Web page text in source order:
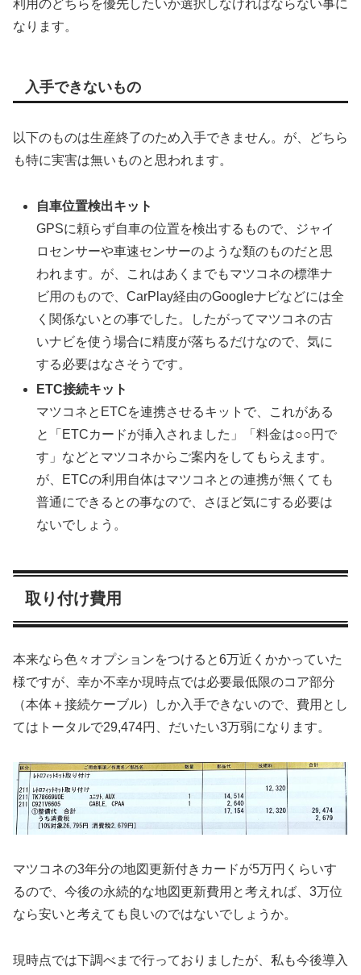
利用のどちらを優先したいか選択しなければならない事に
なります。
入手できないもの
以下のものは生産終了のため入手できません。が、どちら
も特に実害は無いものと思われます。
自車位置検出キット
GPSに頼らず自車の位置を検出するもので、ジャイ
ロセンサーや車速センサーのような類のものだと思
われます。が、これはあくまでもマツコネの標準ナ
ビ用のもので、CarPlay経由のGoogleナビなどには全
く関係ないとの事でした。したがってマツコネの古
いナビを使う場合に精度が落ちるだけなので、気に
する必要はなさそうです。
ETC接続キット
マツコネとETCを連携させるキットで、これがある
と「ETCカードが挿入されました」「料金は○○円で
す」などとマツコネからご案内をしてもらえます。
が、ETCの利用自体はマツコネとの連携が無くても
普通にできるとの事なので、さほど気にする必要は
ないでしょう。
取り付け費用
本来なら色々オプションをつけると6万近くかかっていた
様ですが、幸か不幸か現時点では必要最低限のコア部分
（本体＋接続ケーブル）しか入手できないので、費用とし
てはトータルで29,474円、だいたい3万弱になります。
マツコネの3年分の地図更新付きカードが5万円くらいす
るので、今後の永続的な地図更新費用と考えれば、3万位
なら安いと考えても良いのではないでしょうか。
現時点では下調べまで行っておりましたが、私も今後導入